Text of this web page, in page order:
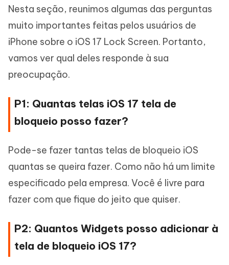
Nesta seção, reunimos algumas das perguntas
muito importantes feitas pelos usuários de
iPhone sobre o iOS 17 Lock Screen. Portanto,
vamos ver qual deles responde à sua
preocupação.
P1: Quantas telas iOS 17 tela de
bloqueio posso fazer?
Pode-se fazer tantas telas de bloqueio iOS
quantas se queira fazer. Como não há um limite
especificado pela empresa. Você é livre para
fazer com que fique do jeito que quiser.
P2: Quantos Widgets posso adicionar à
tela de bloqueio iOS 17?